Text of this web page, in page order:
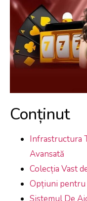
Conținut
Infrastructura
Avansată
Colecția Vast
Opțiuni pentru
Sistemul De